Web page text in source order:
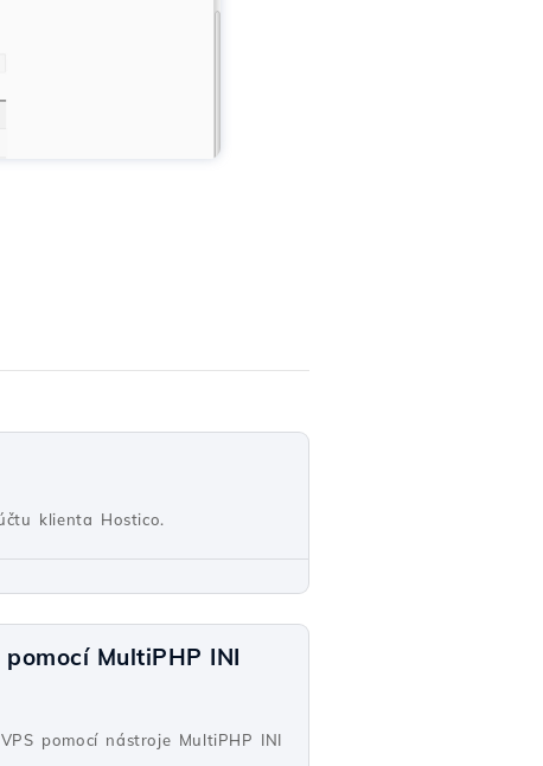
klienta Hostico.
MultiPHP INI
pomocí nástroje MultiPHP INI